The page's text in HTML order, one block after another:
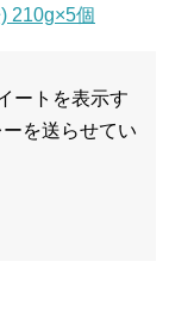
210g×5個
ートを表示す
を送らせてい